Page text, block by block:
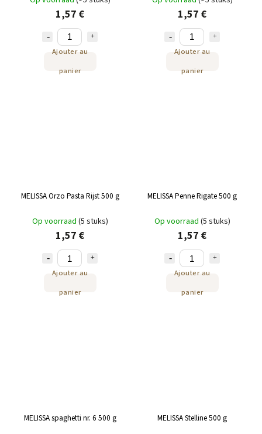
1,57 €
Ajouter au
panier
1,57 €
Ajouter au
panier
MELISSA Orzo Pasta Rijst 500 g
Op voorraad (5 stuks)
1,57 €
Ajouter au
panier
MELISSA Penne Rigate 500 g
Op voorraad (5 stuks)
1,57 €
Ajouter au
panier
MELISSA spaghetti nr. 6 500 g MELISSA Stelline 500 g